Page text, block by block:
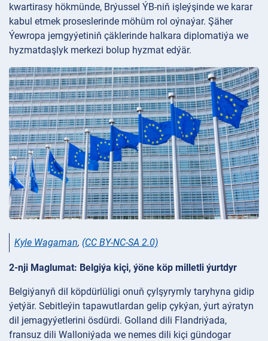
kwartirasy hökmünde, Brýussel ÝB-niň işleýşinde we karar
kabul etmek proseslerinde möhüm rol oýnaýar. Şäher
Ýewropa jemgyýetiniň çäklerinde halkara diplomatiýa we
hyzmatdaşlyk merkezi bolup hyzmat edýär.
Kyle Wagaman, (CC BY-NC-SA 2.0)
2-nji Maglumat: Belgiýa kiçi, ýöne köp milletli ýurtdyr
Belgiýanyň dil köpdürlüligi onuň çylşyrymly taryhyna gidip
ýetýär. Sebitleýin tapawutlardan gelip çykýan, ýurt aýratyn
dil jemagyýetlerini ösdürdi. Golland dili Flandriýada,
fransuz dili Walloniýada we nemes dili kiçi gündogar